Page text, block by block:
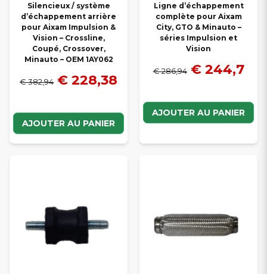
Silencieux / système
d’échappement arrière
pour Aixam Impulsion &
Vision – Crossline,
Coupé, Crossover,
Minauto – OEM 1AY062
€ 382,94 € 228,38
AJOUTER AU PANIER
Ligne d’échappement
complète pour Aixam
City, GTO & Minauto –
séries Impulsion et
Vision
€ 286,94 € 244,7
AJOUTER AU PANIER